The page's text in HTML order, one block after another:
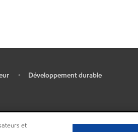
• Développement durable
et